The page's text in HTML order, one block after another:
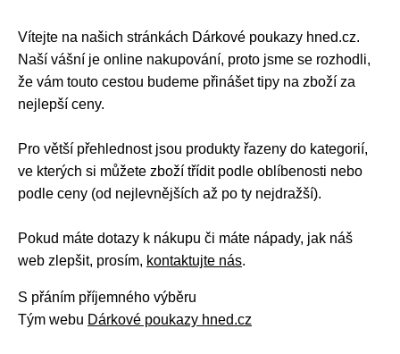
Vítejte na našich stránkách Dárkové poukazy hned.cz.
Naší vášní je online nakupování, proto jsme se rozhodli,
že vám touto cestou budeme přinášet tipy na zboží za
nejlepší ceny.
Pro větší přehlednost jsou produkty řazeny do kategorií,
ve kterých si můžete zboží třídit podle oblíbenosti nebo
podle ceny (od nejlevnějších až po ty nejdražší).
Pokud máte dotazy k nákupu či máte nápady, jak náš
web zlepšit, prosím, kontaktujte nás.
S přáním příjemného výběru
Tým webu Dárkové poukazy hned.cz